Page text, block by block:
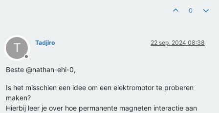
0
T
Offline
Tadjiro 22 sep. 2024 08:38
Beste @nathan-ehi-0,
Is het misschien een idee om een elektromotor te proberen
maken?
Hierbij leer je over hoe permanente magneten interactie aan